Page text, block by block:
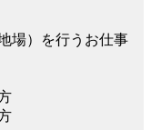
場）を行うお仕事